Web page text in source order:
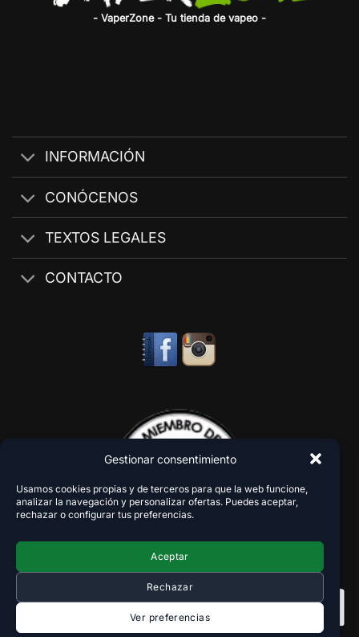
Gestionar consentimiento
Usamos cookies propias y de terceros para que la web funcione,
analizar la navegación y personalizar ofertas. Puedes aceptar,
rechazar o configurar tus preferencias.
Aceptar
Rechazar
Ver preferencias
- VaperZone - Tu tienda de vapeo -
INFORMACIÓN
CONÓCENOS
TEXTOS LEGALES
CONTACTO